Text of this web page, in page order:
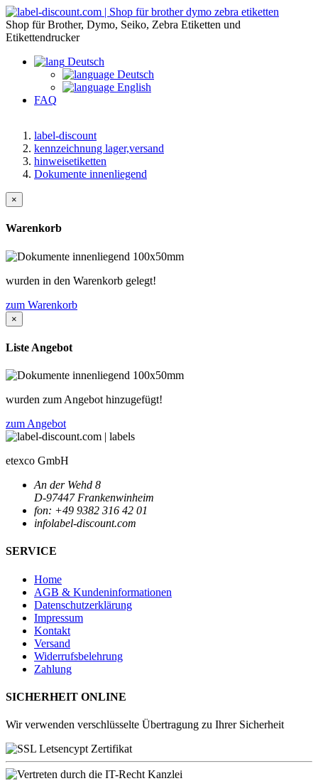
Shop für Brother, Dymo, Seiko, Zebra Etiketten und
Etikettendrucker
Deutsch
Deutsch
English
FAQ
label-discount
kennzeichnung lager,versand
hinweisetiketten
Dokumente innenliegend
×
Warenkorb
wurden in den Warenkorb gelegt!
zum Warenkorb
×
Liste Angebot
wurden zum Angebot hinzugefügt!
zum Angebot
etexco GmbH
An der Wehd 8
D-97447 Frankenwinheim
fon: +49 9382 316 42 01
infolabel-discount.com
SERVICE
Home
AGB & Kundeninformationen
Datenschutzerklärung
Impressum
Kontakt
Versand
Widerrufsbelehrung
Zahlung
SICHERHEIT ONLINE
Wir verwenden verschlüsselte Übertragung zu Ihrer Sicherheit